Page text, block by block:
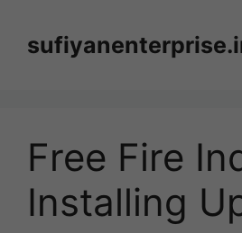
content
Free Fire
Installing